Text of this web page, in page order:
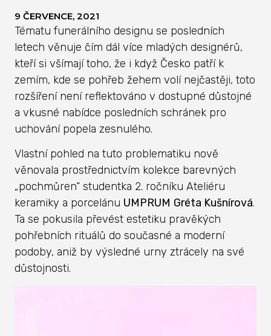
9 ČERVENCE, 2021
Tématu funerálního designu se posledních
letech věnuje čím dál více mladých designérů,
kteří si všímají toho, že i když Česko patří k
zemím, kde se pohřeb žehem volí nejčastěji, toto
rozšíření není reflektováno v dostupné důstojné
a vkusné nabídce posledních schránek pro
uchování popela zesnulého.
Vlastní pohled na tuto problematiku nově
věnovala prostřednictvím kolekce barevných
„pochmůren“ studentka 2. ročníku Ateliéru
keramiky a porcelánu UMPRUM Gréta Kušnírová.
Ta se pokusila převést estetiku pravěkých
pohřebních rituálů do současné a moderní
podoby, aniž by výsledné urny ztrácely na své
důstojnosti.